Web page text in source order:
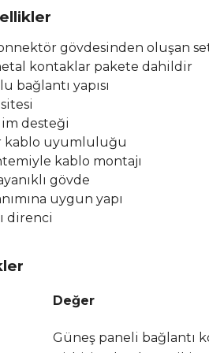
gövdesinden oluşan
kontaklar pakete dahildir
bağlantı yapısı
desteği
kablo uyumluluğu
kablo montajı
gövde
uygun yapı
direnci
Değer
Güneş paneli bağlantı